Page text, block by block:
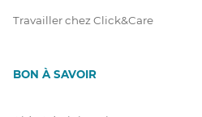
Travailler chez Click&Care
BON À SAVOIR